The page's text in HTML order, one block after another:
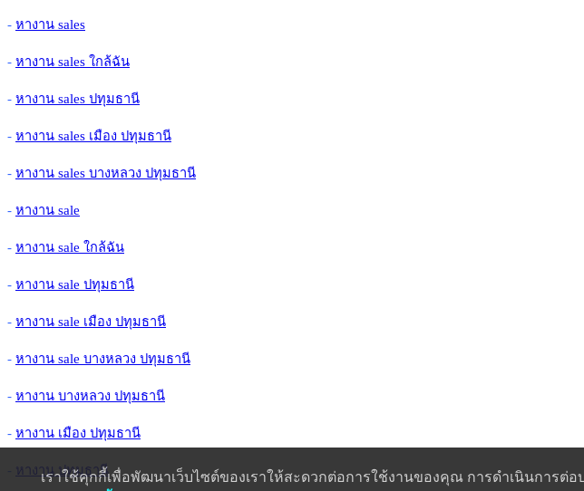
- หางาน sales
- หางาน sales ใกล้ฉัน
- หางาน sales ปทุมธานี
- หางาน sales เมือง ปทุมธานี
- หางาน sales บางหลวง ปทุมธานี
- หางาน sale
- หางาน sale ใกล้ฉัน
- หางาน sale ปทุมธานี
- หางาน sale เมือง ปทุมธานี
- หางาน sale บางหลวง ปทุมธานี
- หางาน บางหลวง ปทุมธานี
- หางาน เมือง ปทุมธานี
หางาน ปทุมธานี
เราใช้คุกกี้เพื่อพัฒนาเว็บไซต์ของเราให้สะดวกต่อการใช้งานของคุณ การดำเนินการต่